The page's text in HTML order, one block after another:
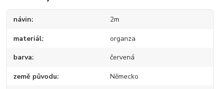
návin 2m
materiál organza
barva červená
země původu Německo